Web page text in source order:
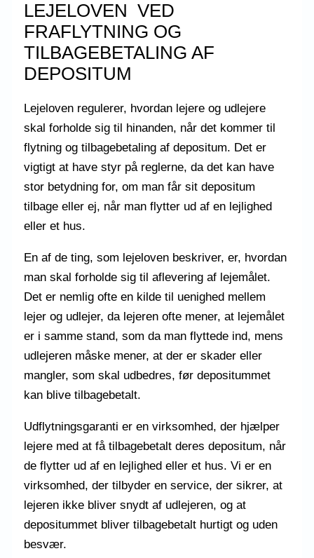
LEJELOVEN VED
FRAFLYTNING OG
TILBAGEBETALING AF
DEPOSITUM
Lejeloven regulerer, hvordan lejere og udlejere
skal forholde sig til hinanden, når det kommer til
flytning og tilbagebetaling af depositum. Det er
vigtigt at have styr på reglerne, da det kan have
stor betydning for, om man får sit depositum
tilbage eller ej, når man flytter ud af en lejlighed
eller et hus.
En af de ting, som lejeloven beskriver, er, hvordan
man skal forholde sig til aflevering af lejemålet.
Det er nemlig ofte en kilde til uenighed mellem
lejer og udlejer, da lejeren ofte mener, at lejemålet
er i samme stand, som da man flyttede ind, mens
udlejeren måske mener, at der er skader eller
mangler, som skal udbedres, før depositummet
kan blive tilbagebetalt.
Udflytningsgaranti er en virksomhed, der hjælper
lejere med at få tilbagebetalt deres depositum, når
de flytter ud af en lejlighed eller et hus. Vi er en
virksomhed, der tilbyder en service, der sikrer, at
lejeren ikke bliver snydt af udlejeren, og at
depositummet bliver tilbagebetalt hurtigt og uden
besvær.